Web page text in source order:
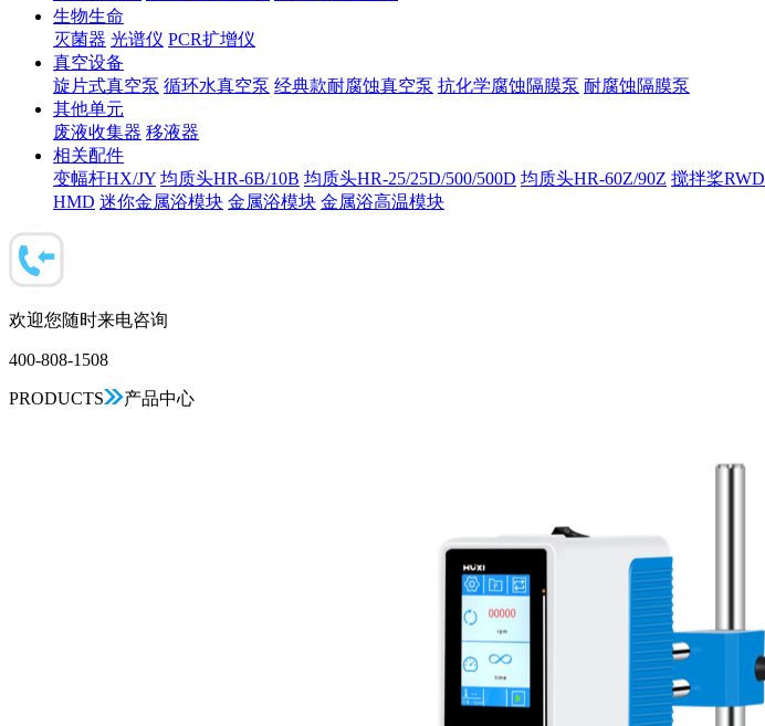
生物生命
灭菌器 光谱仪 PCR扩增仪
真空设备
旋片式真空泵 循环水真空泵 经典款耐腐蚀真空泵 抗化学腐蚀隔膜泵 耐腐蚀隔膜泵
其他单元
废液收集器 移液器
相关配件
变幅杆HX/JY 均质头HR-6B/10B 均质头HR-25/25D/500/500D 均质头HR-60Z/90Z 搅拌桨RWD
HMD 迷你金属浴模块 金属浴模块 金属浴高温模块
欢迎您随时来电咨询
400-808-1508
PRODUCTS 产品中心